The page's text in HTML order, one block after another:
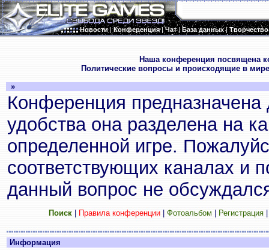
Новости|Конференция|Чат|База данных|Творчество
Наша конференция посвящена
Политические вопросы и происходящие в
»
Конференция
удобства она разделена на
определенной игре.
соответствующих каналах и
данный вопрос не
Поиск| Правила конференции| Фотоальбом Регистрация
Информация